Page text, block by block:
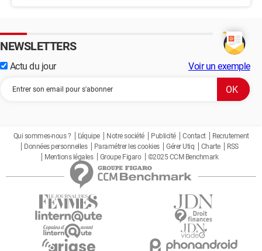
NEWSLETTERS
Actu du jour Voir un exemple
Qui sommes-nous ? L'équipe Notre société Publicité Contact
Recrutement
Données personnelles
Paramétrer les cookies Gérer Utiq Charte
RSS
Mentions légales
Groupe Figaro ©2025 CCM Benchmark